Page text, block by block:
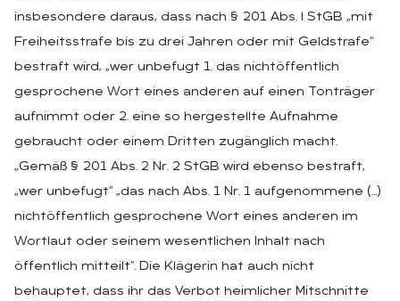
insbesondere daraus, dass nach § 201 Abs. l StGB „mit
Freiheitsstrafe bis zu drei Jahren oder mit Geldstrafe“
bestraft wird, „wer unbefugt 1. das nichtöffentlich
gesprochene Wort eines anderen auf einen Tonträger
aufnimmt oder 2. eine so hergestellte Aufnahme
gebraucht oder einem Dritten zugänglich macht.
„Gemäß § 201 Abs. 2 Nr. 2 StGB wird ebenso bestraft,
„wer unbefugt“ „das nach Abs. 1 Nr. 1 aufgenommene (…)
nichtöffentlich gesprochene Wort eines anderen im
Wortlaut oder seinem wesentlichen Inhalt nach
öffentlich mitteilt“. Die Klägerin hat auch nicht
behauptet, dass ihr das Verbot heimlicher Mitschnitte